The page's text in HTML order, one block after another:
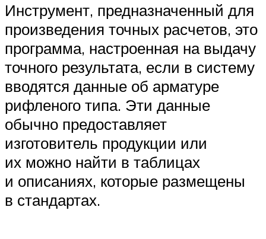
Инструмент, предназначенный для
произведения точных расчетов, это
программа, настроенная на выдачу
точного результата, если в систему
вводятся данные об арматуре
рифленого типа. Эти данные
обычно предоставляет
изготовитель продукции или
их можно найти в таблицах
и описаниях, которые размещены
в стандартах.